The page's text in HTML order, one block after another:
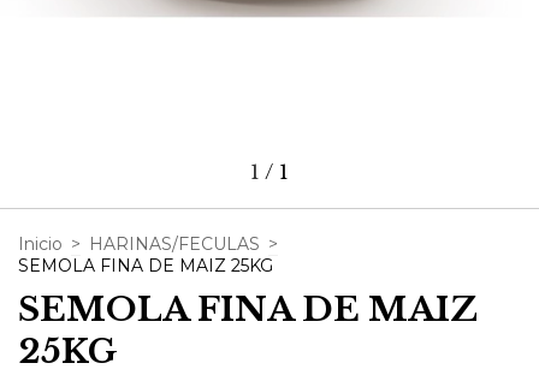
1 / 1
Inicio > HARINAS/FECULAS >
SEMOLA FINA DE MAIZ 25KG
SEMOLA FINA DE MAIZ
25KG